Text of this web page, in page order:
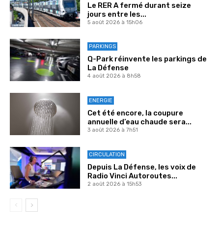
Le RER A fermé durant seize
jours entre les...
5 août 2026 à 15h06
PARKINGS
Q-Park réinvente les parkings de
La Défense
4 août 2026 à 8h58
ENERGIE
Cet été encore, la coupure
annuelle d’eau chaude sera...
3 août 2026 à 7h51
CIRCULATION
Depuis La Défense, les voix de
Radio Vinci Autoroutes...
2 août 2026 à 15h53